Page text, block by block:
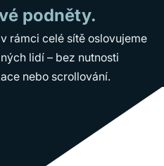
podněty.
rámci celé sítě oslovujeme
lidí – bez nutnosti
nebo scrollování.